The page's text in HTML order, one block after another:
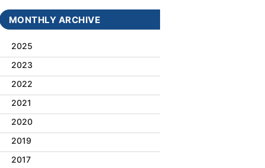
MONTHLY ARCHIVE
2025
2023
2022
2021
2020
2019
2017